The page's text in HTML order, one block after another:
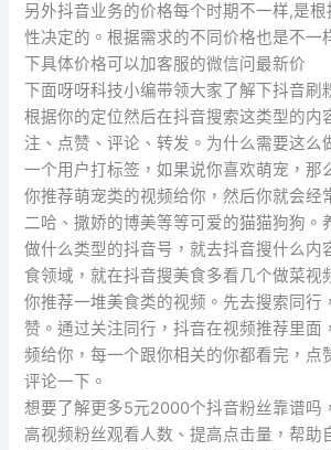
另外抖音业务的价格每个时期不一样,是
性决定的。根据需求的不同价格也是不一
下具体价格可以加客服的微信问最新价
下面呀呀科技小编带领大家了解下抖音刷
根据你的定位然后在抖音搜索这类型的内
注、点赞、评论、转发。为什么需要这么
一个用户打标签，如果说你喜欢萌宠，那
你推荐萌宠类的视频给你，然后你就会经
二哈、撒娇的博美等等可爱的猫猫狗狗。
做什么类型的抖音号，就去抖音搜什么内
食领域，就在抖音搜美食多看几个做菜视
你推荐一堆美食类的视频。先去搜索同行
赞。通过关注同行，抖音在视频推荐里面
频给你，每一个跟你相关的你都看完，点
评论一下。
想要了解更多5元2000个抖音粉丝靠谱吗
高视频粉丝观看人数、提高点击量，帮助